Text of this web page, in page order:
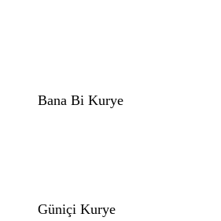
Bana Bi Kurye
Güniçi Kurye